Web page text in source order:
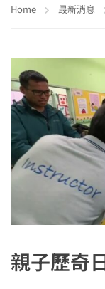
Home 最新消息
親子歷奇